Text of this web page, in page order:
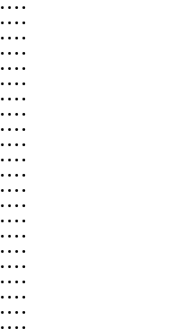
• • • •
• • • •
• • • •
• • • •
• • • •
• • • •
• • • •
• • • •
• • • •
• • • •
• • • •
• • • •
• • • •
• • • •
• • • •
• • • •
• • • •
• • • •
• • • •
• • • •
• • • •